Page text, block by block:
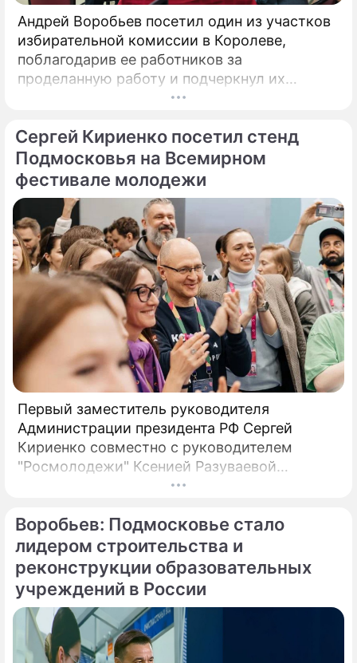
Андрей Воробьев посетил один из участков
избирательной комиссии в Королеве,
поблагодарив ее работников за
проделанную работу и подчеркнул их
опытность в организации и проведении
в пресс-службе правительства
Подмосковья. «Свыше 36 тыс.
Сергей Кириенко посетил стенд
Подмосковья на Всемирном
фестивале молодежи
Первый заместитель руководителя
Администрации президента РФ Сергей
Кириенко совместно с руководителем
"Росмолодежи" Ксенией Разуваевой
посмотрел экспозицию Московской области
который проходит в первую неделю марта
на федеральной территории "Сириус" в Сочи
при поддержке нацпроекта "Образование".
Об этом говорится в сообщении,
распространенном пресс-службой
правительства Подмосковья. Отмечается,
что на стенде региона Кириенко и Разуваева
исполнили народную песню «Белла, Чао!» в
Воробьев: Подмосковье стало
лидером строительства и
реконструкции образовательных
учреждений в России